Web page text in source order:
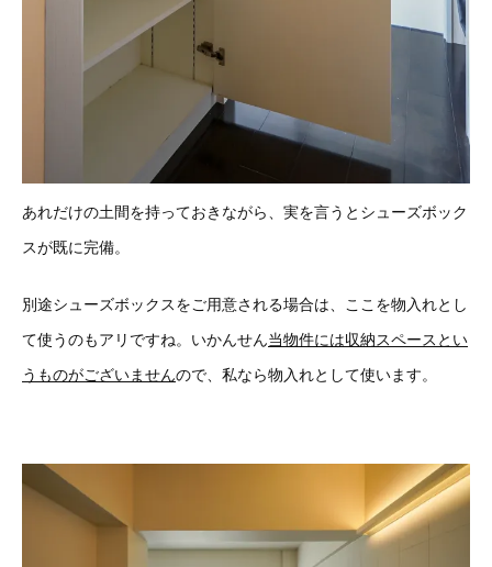
あれだけの土間を持っておきながら、実を言うとシューズボック
スが既に完備。
別途シューズボックスをご用意される場合は、ここを物入れとし
て使うのもアリですね。いかんせん当物件には収納スペースとい
うものがございませんので、私なら物入れとして使います。